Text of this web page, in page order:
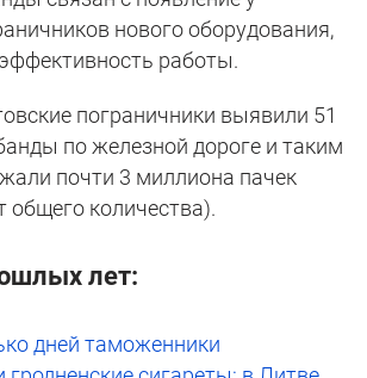
нового оборудования,
работы.
пограничники выявили 51
по железной дороге и таким
почти 3 миллиона пачек
общего количества).
лет:
дней таможенники